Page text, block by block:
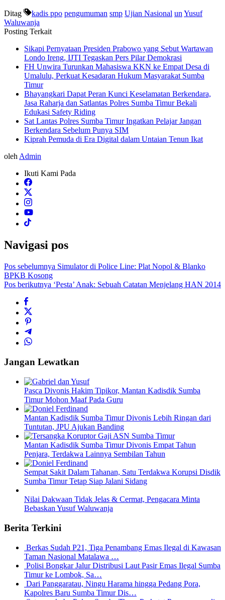
Ditag kadis ppo pengumuman smp Ujian Nasional un Yusuf
Waluwanja
Posting Terkait
Sikapi Pernyataan Presiden Prabowo yang Sebut Wartawan
Londo Ireng, IJTI Tegaskan Pers Pilar Demokrasi
FH Unwira Turunkan Mahasiswa KKN ke Empat Desa di
Umalulu, Perkuat Kesadaran Hukum Masyarakat Sumba
Timur
Bhayangkari Dapat Peran Kunci Keselamatan Berkendara,
Jasa Raharja dan Satlantas Polres Sumba Timur Bekali
Edukasi Safety Riding
Sat Lantas Polres Sumba Timur Ingatkan Pelajar Jangan
Berkendara Sebelum Punya SIM
Kiprah Pemuda di Era Digital dalam Untaian Tenun Ikat
oleh Admin
Ikuti Kami Pada
Navigasi pos
Pos sebelumnya Simulator di Police Line: Plat Nopol & Blanko
BPKB Kosong
Pos berikutnya ‘Pesta’ Anak: Sebuah Catatan Menjelang HAN 2014
Jangan Lewatkan
Pasca Divonis Hakim Tipikor, Mantan Kadisdik Sumba
Timur Mohon Maaf Pada Guru
Mantan Kadisdik Sumba Timur Divonis Lebih Ringan dari
Tuntutan, JPU Ajukan Banding
Mantan Kadisdik Sumba Timur Divonis Empat Tahun
Penjara, Terdakwa Lainnya Sembilan Tahun
Sempat Sakit Dalam Tahanan, Satu Terdakwa Korupsi Disdik
Sumba Timur Tetap Siap Jalani Sidang
Nilai Dakwaan Tidak Jelas & Cermat, Pengacara Minta
Bebaskan Yusuf Waluwanja
Berita Terkini
Berkas Sudah P21, Tiga Penambang Emas Ilegal di Kawasan
Taman Nasional Matalawa …
Polisi Bongkar Jalur Distribusi Laut Pasir Emas Ilegal Sumba
Timur ke Lombok, Sa…
Dari Panggaratau, Ningu Harama hingga Pedang Pora,
Kapolres Baru Sumba Timur Dis…